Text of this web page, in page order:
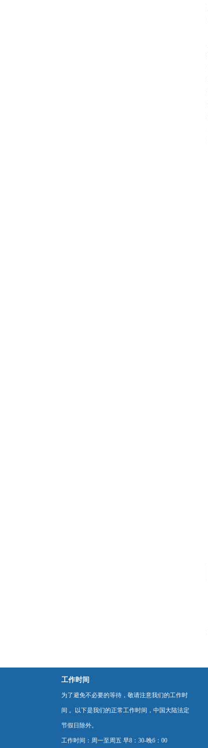
工作时间
为了避免不必要的等待，敬请注意我们的工作时
间 。以下是我们的正常工作时间，中国大陆法定
节假日除外。
工作时间：周一至周五 早8：30-晚6：00